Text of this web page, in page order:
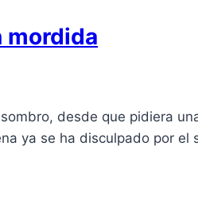
mordida
desde que pidiera
ya se ha disculpado por